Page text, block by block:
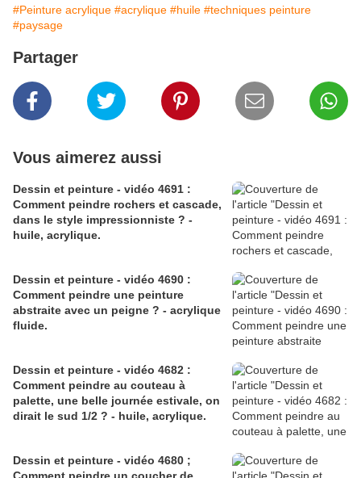
#Peinture acrylique #acrylique #huile #techniques peinture
#paysage
Partager
Vous aimerez aussi
Dessin et peinture - vidéo 4691 :
Comment peindre rochers et cascade,
dans le style impressionniste ? -
huile, acrylique.
Dessin et peinture - vidéo 4690 :
Comment peindre une peinture
abstraite avec un peigne ? - acrylique
fluide.
Dessin et peinture - vidéo 4682 :
Comment peindre au couteau à
palette, une belle journée estivale, on
dirait le sud 1/2 ? - huile, acrylique.
Dessin et peinture - vidéo 4680 ;